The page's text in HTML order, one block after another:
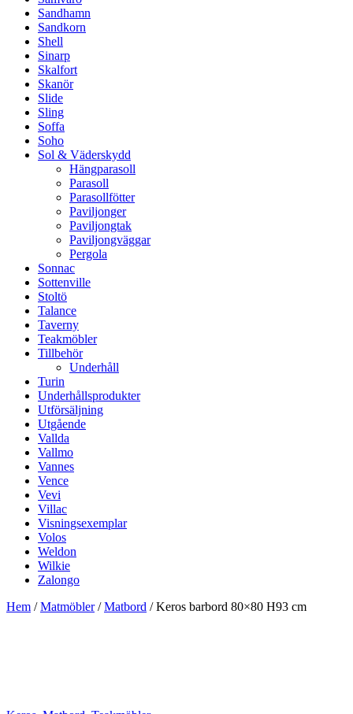
Sandhamn
Sandkorn
Shell
Sinarp
Skalfort
Skanör
Slide
Sling
Soffa
Soho
Sol & Väderskydd
Hängparasoll
Parasoll
Parasollfötter
Paviljonger
Paviljongtak
Paviljongväggar
Pergola
Sonnac
Sottenville
Stoltö
Talance
Taverny
Teakmöbler
Tillbehör
Underhåll
Turin
Underhållsprodukter
Utförsäljning
Utgående
Vallda
Vallmo
Vannes
Vence
Vevi
Villac
Visningsexemplar
Volos
Weldon
Wilkie
Zalongo
Hem /Matmöbler/Matbord / Keros barbord 80×80 H93 cm